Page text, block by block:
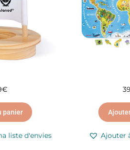
€
panier
liste d'envies Ajouter